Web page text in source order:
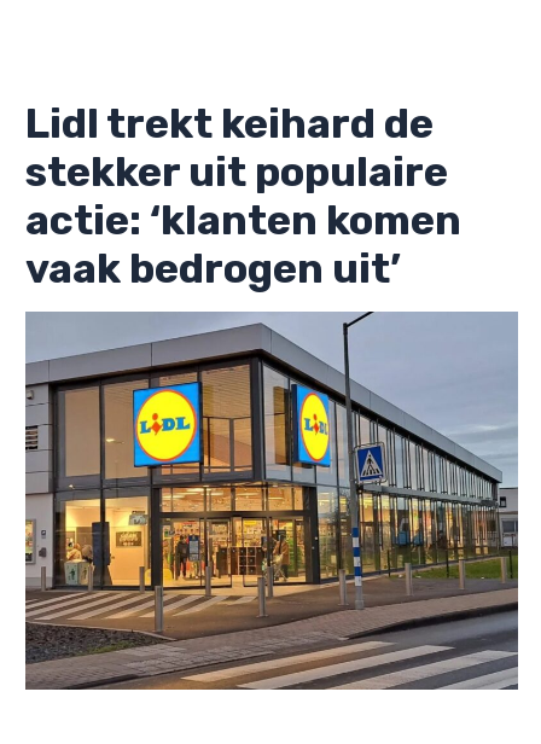
Lidl trekt keihard de
stekker uit populaire
actie: ‘klanten komen
vaak bedrogen uit’